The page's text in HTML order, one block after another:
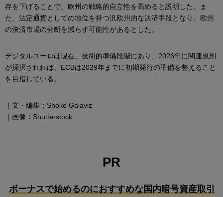
存を下げることで、欧州の戦略的自立性を高めると説明した。ま
た、法定通貨としての地位を持つ汎欧州的な決済手段となり、欧州
の決済市場の分断を減らす可能性があるとした。
デジタルユーロは現在、技術的準備段階にあり、2026年に関連規則
が採択されれば、ECBは2029年までに初期発行の準備を整えること
を目指している。
｜文・編集：Shoko Galaviz
｜画像：Shutterstock
PR
ボーナスで始めるのにおすすめな国内暗号資産取引